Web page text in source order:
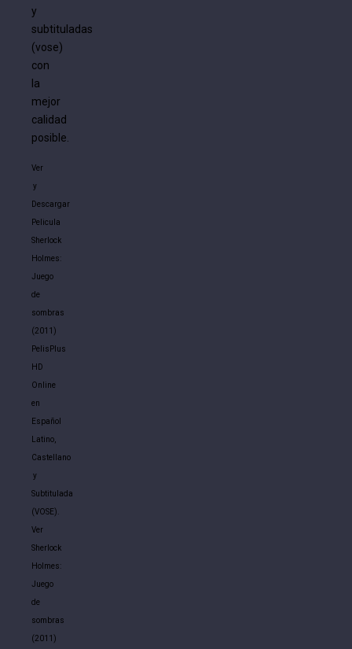
y
subtituladas
(vose)
con
la
mejor
calidad
posible.
Ver
y
Descargar
Pelicula
Sherlock
Holmes:
Juego
de
sombras
(2011)
PelisPlus
HD
Online
en
Español
Latino,
Castellano
y
Subtitulada
(VOSE).
Ver
Sherlock
Holmes:
Juego
de
sombras
(2011)